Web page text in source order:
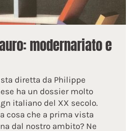
modernariato e
diretta da Philippe
ha un dossier molto
italiano del XX secolo.
cosa che a prima vista
dal nostro ambito? Ne